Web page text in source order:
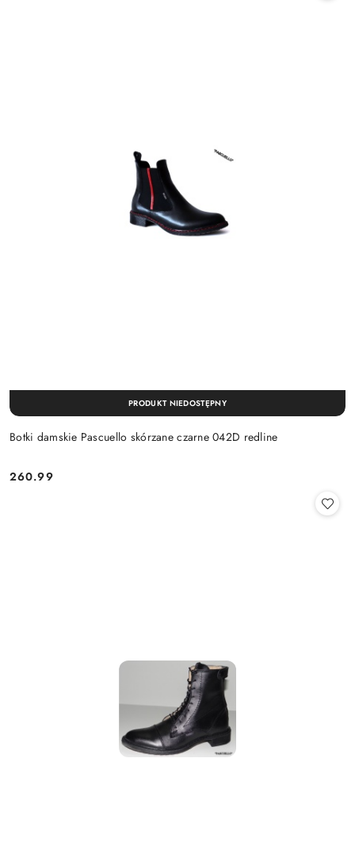
Botki damskie Pascuello skórzane czarne 042D redline
Cena:
260.99
PRODUKT NIEDOSTĘPNY